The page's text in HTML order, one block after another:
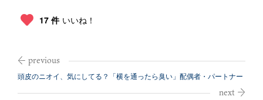
17 件 いいね！
頭皮のニオイ、気にしてる？「横を通ったら臭い」配偶者・パートナー